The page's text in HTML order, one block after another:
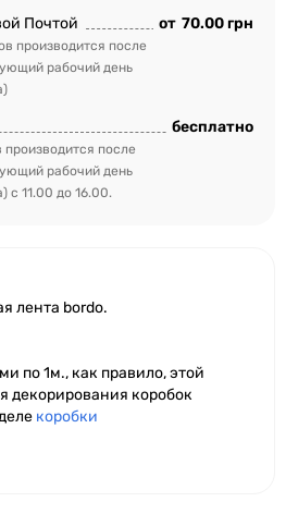
Почтой
производится после
рабочий день
от 70.00 грн
производится после
рабочий день
с 11.00 до 16.00.
бесплатно
лента bordo.
по 1м., как правило, этой
декорирования коробок
коробки